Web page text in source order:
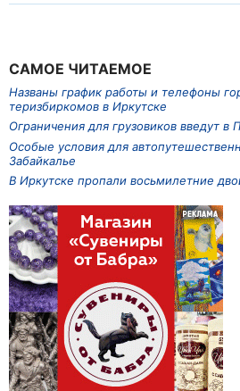
САМОЕ ЧИТАЕМОЕ
Названы график работы и телефоны
теризбиркомов в Иркутске
Ограничения для грузовиков введут
Особые условия для
Забайкалье
В Иркутске пропали восьмилетние